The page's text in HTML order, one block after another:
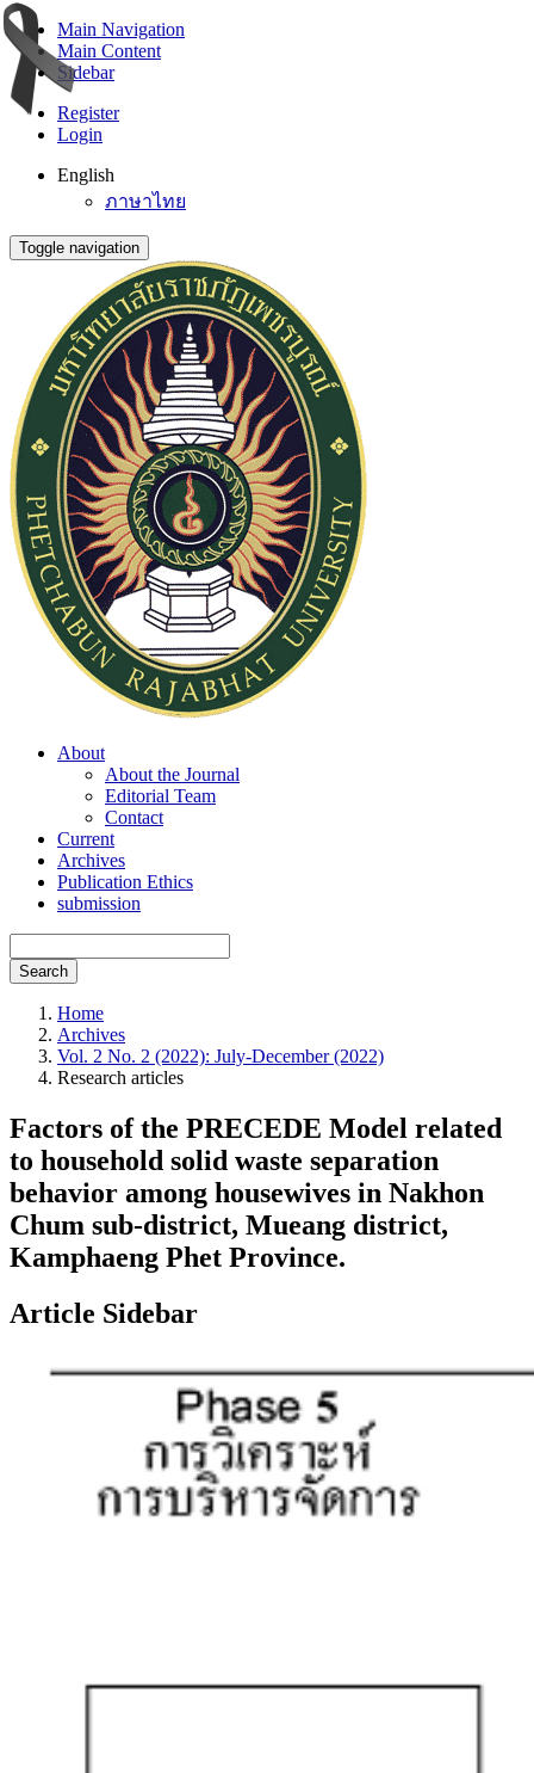
Main Navigation
Main Content
Sidebar
Register
Login
English
ภาษาไทย
Toggle navigation
About
About the Journal
Editorial Team
Contact
Current
Archives
Publication Ethics
submission
Search
Home
Archives
Vol. 2 No. 2 (2022): July-December (2022)
Research articles
Factors of the PRECEDE Model related
to household solid waste separation
behavior among housewives in Nakhon
Chum sub-district, Mueang district,
Kamphaeng Phet Province.
Article Sidebar